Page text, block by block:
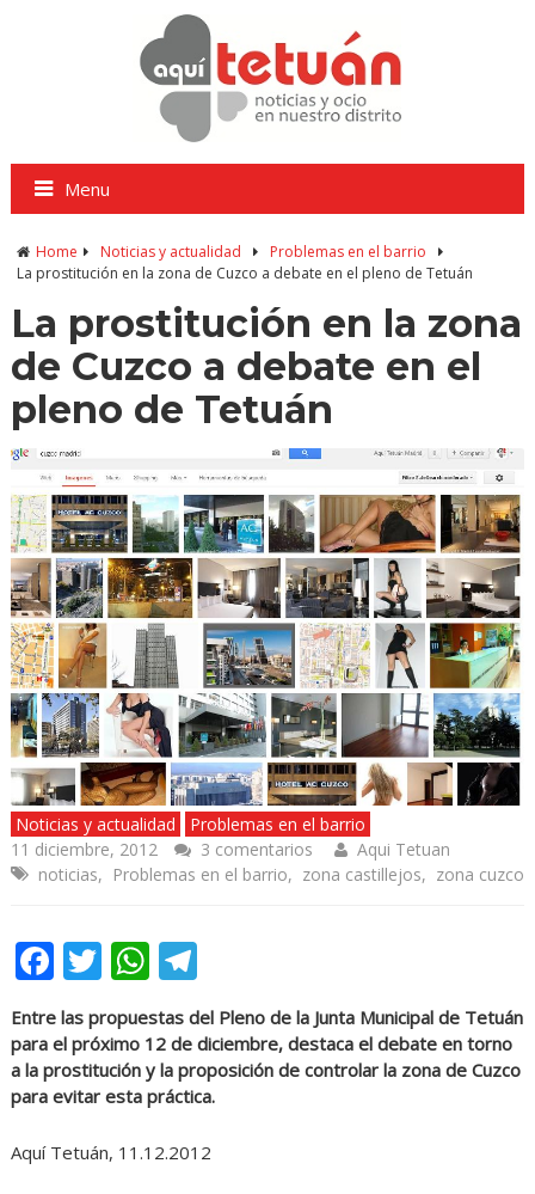
Menu
Home Noticias y actualidad
Problemas en el barrio
La prostitución en la zona de Cuzco a debate en el pleno de Tetuán
La prostitución en la zona
de Cuzco a debate en el
pleno de Tetuán
Noticias y actualidad
Problemas en el barrio
11 diciembre, 2012
3 comentarios
Aqui Tetuan
noticias, Problemas en el barrio, zona castillejos, zona cuzco
Facebook
Twitter
WhatsApp
Telegram
Entre las propuestas del Pleno de la Junta Municipal de Tetuán
para el próximo 12 de diciembre, destaca el debate en torno
a la prostitución y la proposición de controlar la zona de Cuzco
para evitar esta práctica.
Aquí Tetuán, 11.12.2012